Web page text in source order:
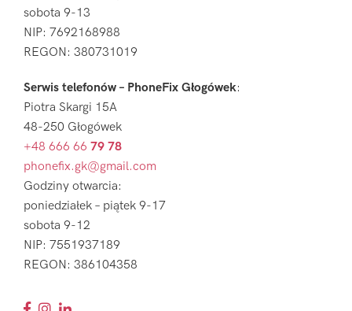
sobota 9-13
NIP: 7692168988
REGON: 380731019
Serwis telefonów – PhoneFix Głogówek:
Piotra Skargi 15A
48-250 Głogówek
+48 666 66 79 78
phonefix.gk@gmail.com
Godziny otwarcia:
poniedziałek – piątek 9-17
sobota 9-12
NIP: 7551937189
REGON: 386104358